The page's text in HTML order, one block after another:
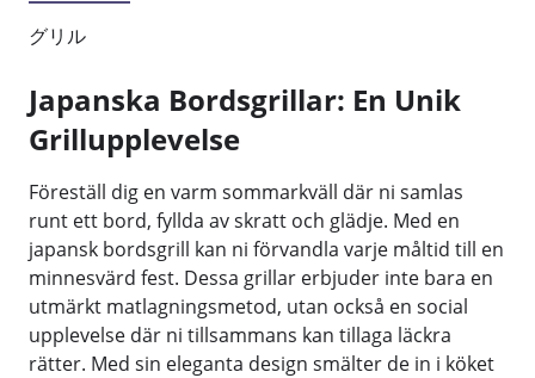
グリル
Japanska Bordsgrillar: En Unik
Grillupplevelse
Föreställ dig en varm sommarkväll där ni samlas
runt ett bord, fyllda av skratt och glädje. Med en
japansk bordsgrill kan ni förvandla varje måltid till en
minnesvärd fest. Dessa grillar erbjuder inte bara en
utmärkt matlagningsmetod, utan också en social
upplevelse där ni tillsammans kan tillaga läckra
rätter. Med sin eleganta design smälter de in i köket